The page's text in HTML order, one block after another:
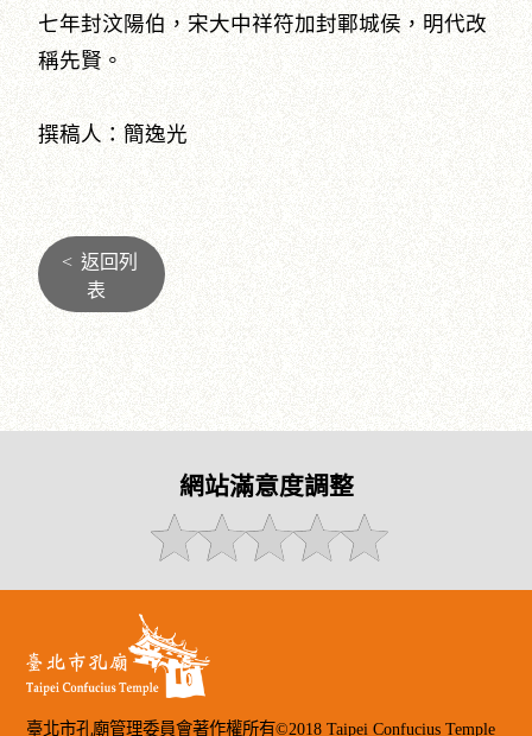
七年封汶陽伯，宋大中祥符加封鄆城侯，明代改
稱先賢。
撰稿人：簡逸光
< 返回列
表
網站滿意度調整
臺北市孔廟管理委員會著作權所有©2018 Taipei Confucius Temple